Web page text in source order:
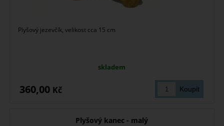
Plyšový jezevčík, velikost cca 15 cm
skladem
360,00 Kč
Plyšový kanec - malý